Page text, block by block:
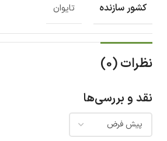
کشور سازنده تایوان
نظرات (0)
نقد و بررسی‌ها